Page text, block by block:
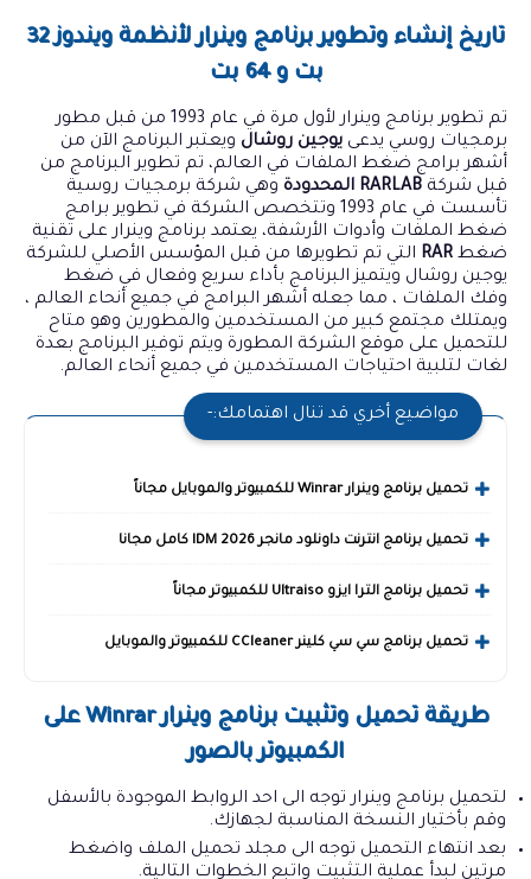
تاريخ إنشاء وتطوير برنامج وينرار لأنظمة ويندوز 32
بت و 64 بت
تم تطوير برنامج وينرار لأول مرة في عام 1993 من قبل مطور
برمجيات روسي يدعى يوجين روشال ويعتبر البرنامج الآن من
أشهر برامج ضغط الملفات في العالم، تم تطوير البرنامج من
قبل شركة RARLAB المحدودة وهي شركة برمجيات روسية
تأسست في عام 1993 وتتخصص الشركة في تطوير برامج
ضغط الملفات وأدوات الأرشفة، يعتمد برنامج وينرار على تقنية
ضغط RAR التي تم تطويرها من قبل المؤسس الأصلي للشركة
يوجين روشال ويتميز البرنامج بأداء سريع وفعال في ضغط
وفك الملفات ، مما جعله أشهر البرامج في جميع أنحاء العالم ،
ويمتلك مجتمع كبير من المستخدمين والمطورين وهو متاح
للتحميل على موقع الشركة المطورة ويتم توفير البرنامج بعدة
لغات لتلبية احتياجات المستخدمين في جميع أنحاء العالم.
مواضيع أخري قد تنال اهتمامك:-
تحميل برنامج وينرار Winrar للكمبيوتر والموبايل مجاناً
تحميل برنامج انترنت داونلود مانجر 2026 IDM كامل مجانا
تحميل برنامج الترا ايزو Ultraiso للكمبيوتر مجاناً
تحميل برنامج سي سي كلينر CCleaner للكمبيوتر والموبايل
طريقة تحميل وتثبيت برنامج وينرار Winrar على
الكمبيوتر بالصور
لتحميل برنامج وينرار توجه الى احد الروابط الموجودة بالأسفل
وقم بأختيار النسخة المناسبة لجهازك.
بعد انتهاء التحميل توجه الى مجلد تحميل الملف واضغط
مرتين لبدأ عملية التثبيت واتبع الخطوات التالية.